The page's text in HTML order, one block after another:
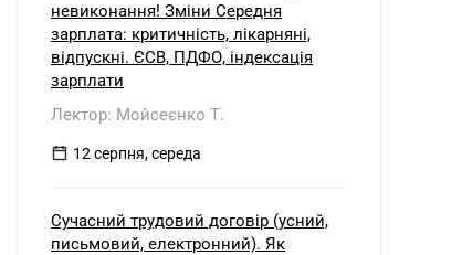
невиконання! Зміни Середня
зарплата: критичність, лікарняні,
відпускні. ЄСВ, ПДФО, індексація
зарплати
Лектор: Мойсеєнко Т.
12 серпня, середа
Сучасний трудовий договір (усний,
письмовий, електронний). Як